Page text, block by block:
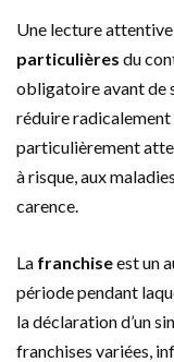
Une lecture attentive
particulières du
obligatoire avant de
réduire radicalement
particulièrement
à risque, aux
carence.
La franchiseest un
période pendant
la déclaration d’un
franchises variées,